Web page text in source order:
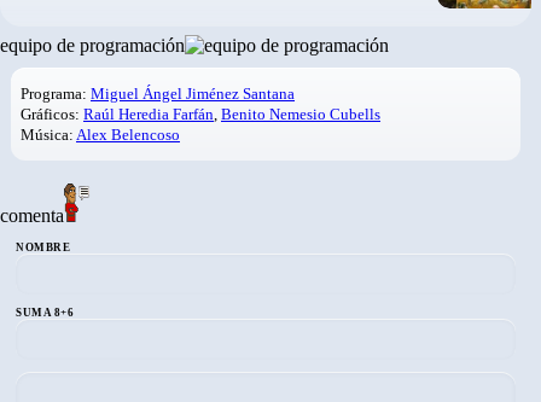
equipo de programación
Programa: Miguel Ángel Jiménez Santana
Gráficos: Raúl Heredia Farfán Benito Nemesio Cubells
Música: Alex Belencoso
comenta
NOMBRE
SUMA 8+6